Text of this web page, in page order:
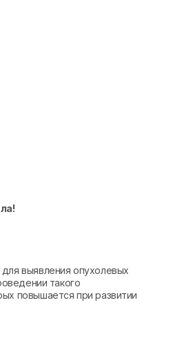
выявления опухолевых
такого
повышается при развитии